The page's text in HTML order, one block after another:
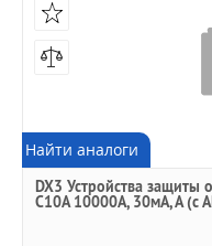
Найти аналоги
DX3 Устройства защиты
C10A 10000А, 30мА, А (с